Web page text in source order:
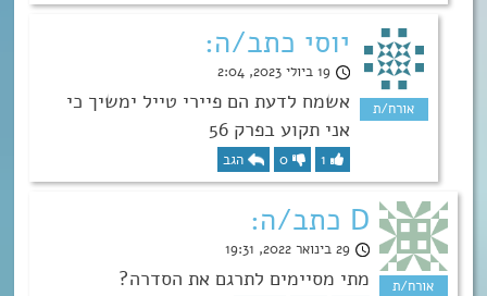
יוסי כתב/ה:
19 ביולי 2023, 2:04
אשמח לדעת הם פיירי טייל ימשיך כי
אני תקוע בפרק 56
1
0 הגב
D כתב/ה:
29 בינואר 2022, 19:31
מתי מסיימים לתרגם את הסדרה?